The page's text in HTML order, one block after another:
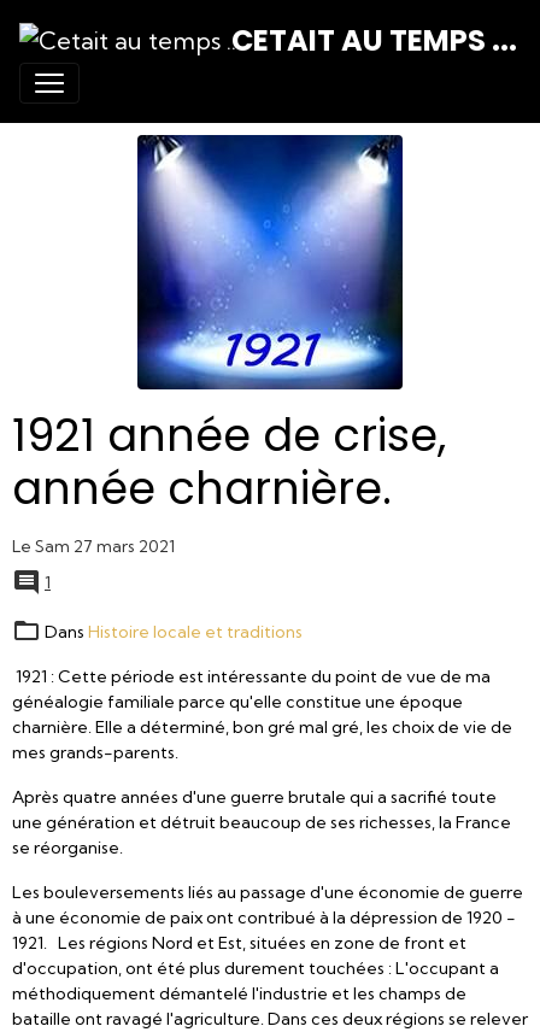
CETAIT AU TEMPS ...
1921 année de crise,
année charnière.
Le Sam 27 mars 2021
1
Dans Histoire locale et traditions
1921 : Cette période est intéressante du point de vue de ma
généalogie familiale parce qu'elle constitue une époque
charnière. Elle a déterminé, bon gré mal gré, les choix de vie de
mes grands-parents.
Après quatre années d'une guerre brutale qui a sacrifié toute
une génération et détruit beaucoup de ses richesses, la France
se réorganise.
Les bouleversements liés au passage d'une économie de guerre
à une économie de paix ont contribué à la dépression de 1920 -
1921. Les régions Nord et Est, situées en zone de front et
d'occupation, ont été plus durement touchées : L'occupant a
méthodiquement démantelé l'industrie et les champs de
bataille ont ravagé l'agriculture. Dans ces deux régions se relever